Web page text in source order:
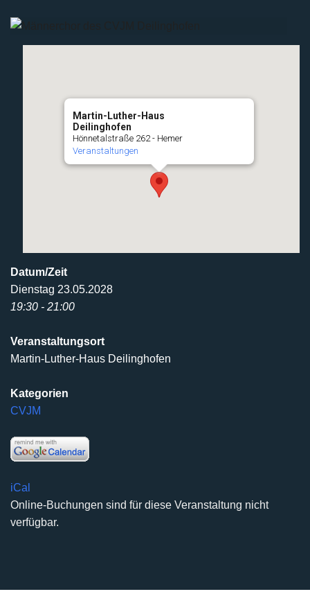
Martin-Luther-Haus
Deilinghofen
Hönnetalstraße 262 - Hemer
Veranstaltungen
Datum/Zeit
Dienstag 23.05.2028
19:30 - 21:00
Veranstaltungsort
Martin-Luther-Haus Deilinghofen
Kategorien
CVJM
iCal
Online-Buchungen sind für diese Veranstaltung nicht
verfügbar.